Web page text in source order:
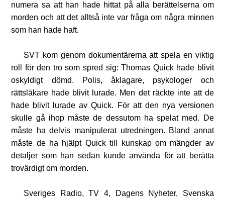
numera sa att han hade hittat på alla berättelserna om
morden och att det alltså inte var fråga om några minnen
som han hade haft.
SVT kom genom dokumentärerna att spela en viktig
roll för den tro som spred sig: Thomas Quick hade blivit
oskyldigt dömd. Polis, åklagare, psykologer och
rättsläkare hade blivit lurade. Men det räckte inte att de
hade blivit lurade av Quick. För att den nya versionen
skulle gå ihop måste de dessutom ha spelat med. De
måste ha delvis manipulerat utredningen. Bland annat
måste de ha hjälpt Quick till kunskap om mängder av
detaljer som han sedan kunde använda för att berätta
trovärdigt om morden.
Sveriges Radio, TV 4, Dagens Nyheter, Svenska